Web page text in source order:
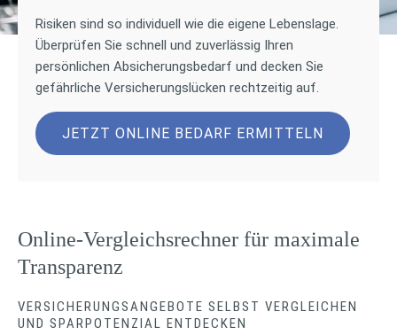
Risiken sind so individuell wie die eigene Lebenslage.
Überprüfen Sie schnell und zuverlässig Ihren
persönlichen Absicherungsbedarf und decken Sie
gefährliche Versicherungslücken rechtzeitig auf.
JETZT ONLINE BEDARF ERMITTELN
Online-Vergleichsrechner für maximale
Transparenz
VERSICHERUNGSANGEBOTE SELBST VERGLEICHEN
UND SPARPOTENZIAL ENTDECKEN